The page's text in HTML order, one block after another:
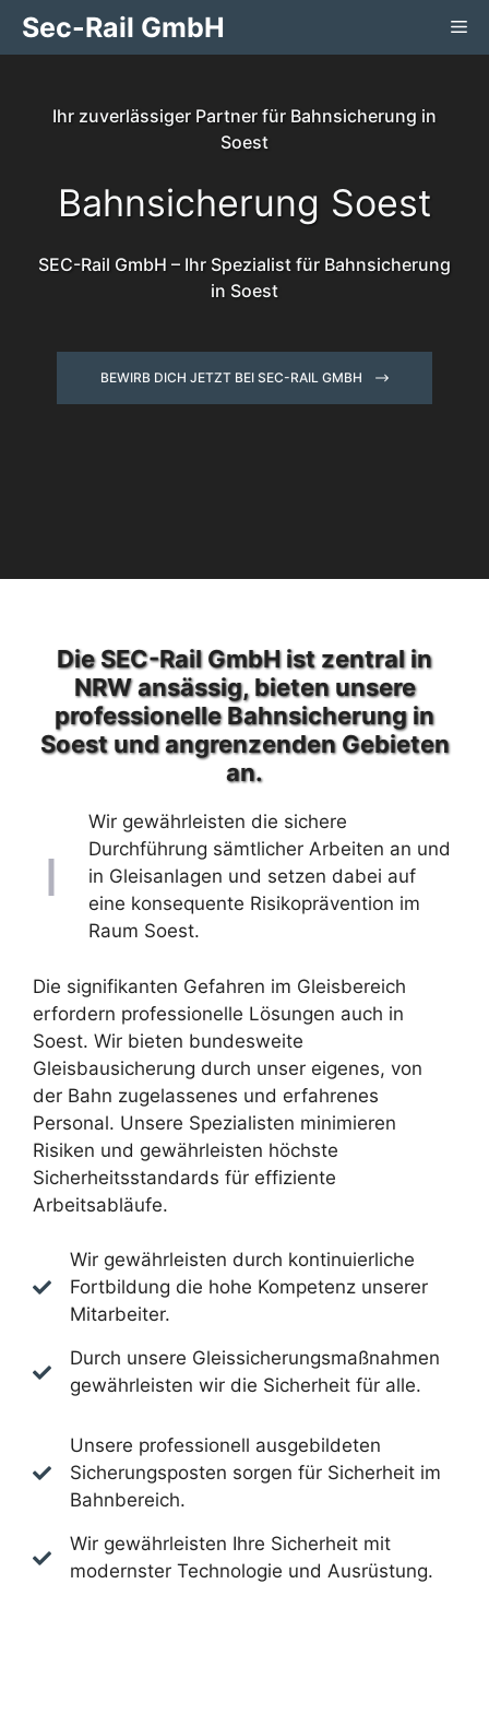
Zum
InhaltSec-Rail GmbH
Ihr zuverlässiger Partner für Bahnsicherung in
Soest
Bahnsicherung Soest
SEC-Rail GmbH – Ihr Spezialist für Bahnsicherung
in Soest
BEWIRB DICH JETZT BEI SEC-RAIL GMBH
Die SEC-Rail GmbH ist zentral in
NRW ansässig, bieten unsere
professionelle Bahnsicherung in
Soest und angrenzenden Gebieten
an.
Wir gewährleisten die sichere
Durchführung sämtlicher Arbeiten an und
in Gleisanlagen und setzen dabei auf
eine konsequente Risikoprävention im
Raum Soest.
Die signifikanten Gefahren im Gleisbereich
erfordern professionelle Lösungen auch in
Soest. Wir bieten bundesweite
Gleisbausicherung durch unser eigenes, von
der Bahn zugelassenes und erfahrenes
Personal. Unsere Spezialisten minimieren
Risiken und gewährleisten höchste
Sicherheitsstandards für effiziente
Arbeitsabläufe.
Wir gewährleisten durch kontinuierliche
Fortbildung die hohe Kompetenz unserer
Mitarbeiter.
Durch unsere Gleissicherungsmaßnahmen
gewährleisten wir die Sicherheit für alle.
Unsere professionell ausgebildeten
Sicherungsposten sorgen für Sicherheit im
Bahnbereich.
Wir gewährleisten Ihre Sicherheit mit
modernster Technologie und Ausrüstung.